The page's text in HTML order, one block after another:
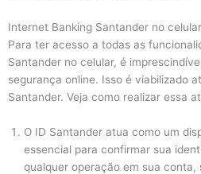
Internet Banking Santander no celular
Para ter acesso a todas as
Santander no celular, é
segurança online. Isso é viabilizado
Santander. Veja como realizar essa
O ID Santander atua como um
essencial para confirmar sua
qualquer operação em sua